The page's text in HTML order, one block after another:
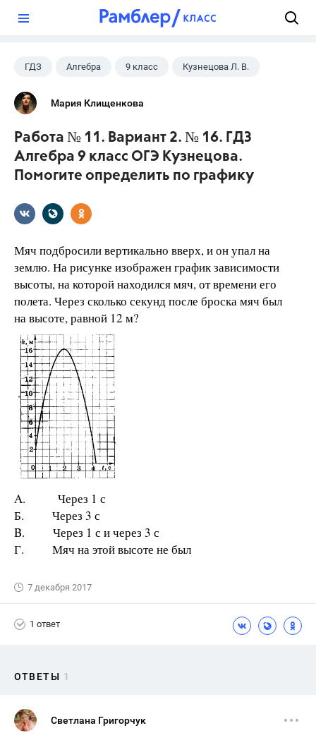
ГДЗ Алгебра 9 класс Кузнецова Л. В.
Мария Клищенкова
Работа № 11. Вариант 2. № 16. ГДЗ
Алгебра 9 класс ОГЭ Кузнецова.
Помогите определить по графику
Мяч подбросили вертикально вверх, и он упал на
землю. На рисунке изображен график зависимости
высоты, на которой находился мяч, от времени его
полета. Через сколько секунд после броска мяч был
на высоте, равной 12 м?
A. Через 1 с
Б. Через 3 с
B. Через 1 с и через 3 с
Г. Мяч на этой высоте не был
7 декабря 2017
1 ответ
ОТВЕТЫ 1
Светлана Григорчук